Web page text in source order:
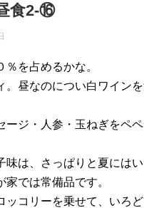
食2-⑯
を占めるかな。
。昼なのについ白ワイン
ージ・人参・玉ねぎをペ
味は、さっぱりと夏にはい
では常備品です。
ッコリーを乗せて、いろ